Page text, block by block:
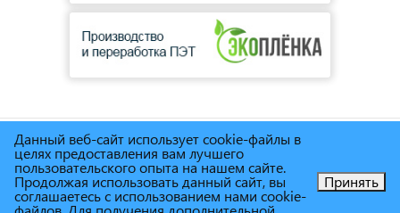
© Сеть магазинов инструмента и техники"Торговый дом
Снабженец" 1995г. - 2025г.
Позвоните нам!
Данный веб-сайт использует cookie-файлы в
целях предоставления вам лучшего
пользовательского опыта на нашем сайте.
Продолжая использовать данный сайт, вы
соглашаетесь с использованием нами cookie-
Принять